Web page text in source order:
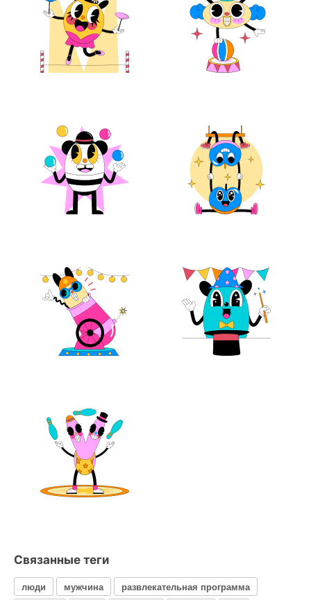
Связанные теги
люди мужчина
развлекательная программа